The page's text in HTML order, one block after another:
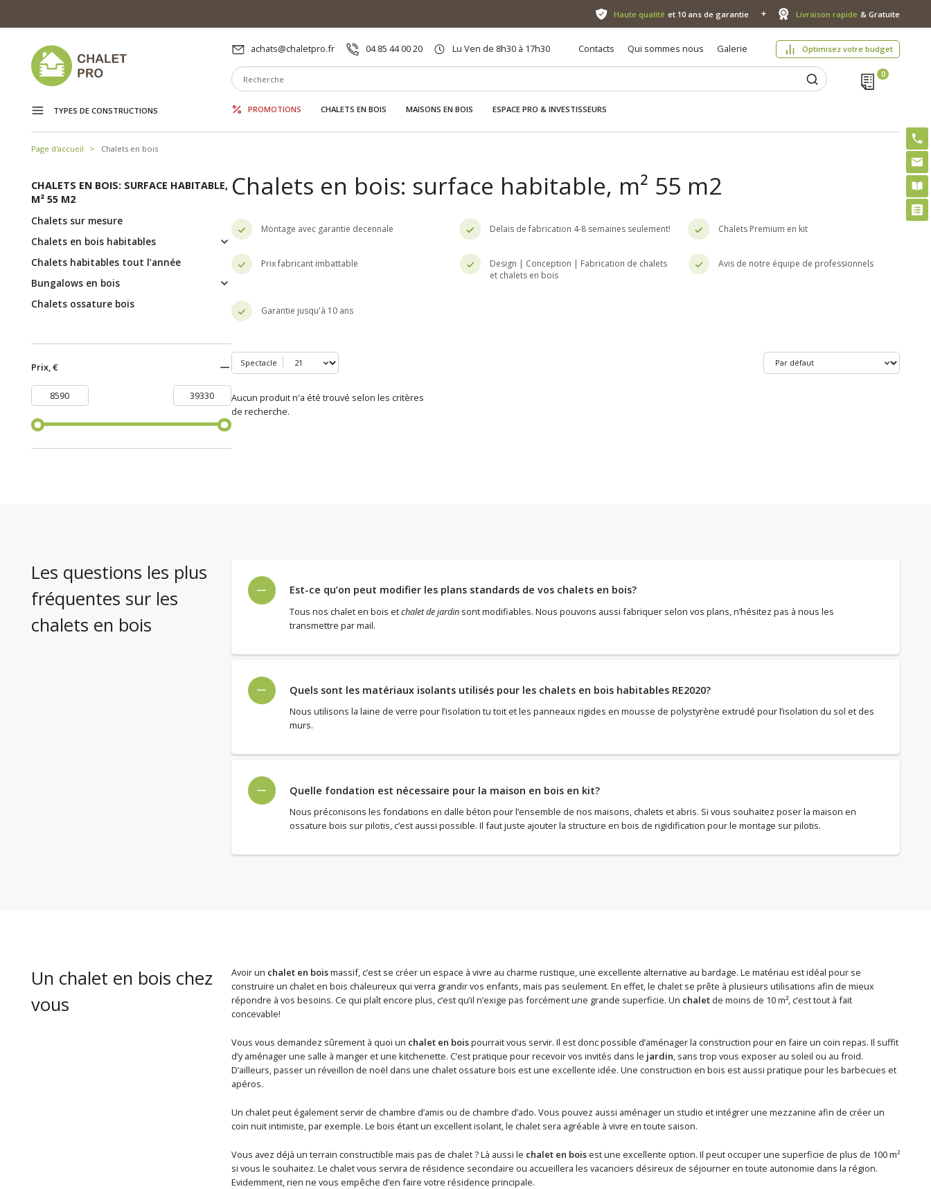
Haute qualité et 10 ans de garantie Livraison rapide & Gratuite
achats@chaletpro.fr 04 85 44 00 20 Lu Ven de 8h30 à 17h30 Contacts Qui sommes nous Galerie Optimisez votre budget
TYPES DE CONSTRUCTIONS PROMOTIONS CHALETS EN BOIS MAISONS EN BOIS ESPACE PRO & INVESTISSEURS
Page d'accueil Chalets en bois
CHALETS EN BOIS: SURFACE HABITABLE,
M² 55 M2
Chalets sur mesure
Chalets en bois habitables
Chalets habitables tout l’année
Bungalows en bois
Chalets ossature bois
Prix, €
Chalets en bois: surface habitable, m² 55 m2
Montage avec garantie decennale Delais de fabrication 4-8 semaines seulement! Chalets Premium en kit
Prix fabricant imbattable
Design | Conception | Fabrication de chalets
et chalets en bois
Avis de notre équipe de professionnels
Garantie jusqu'à 10 ans
Spectacle
Aucun produit n'a été trouvé selon les critères
de recherche.
Les questions les plus
fréquentes sur les
chalets en bois
Est-ce qu’on peut modifier les plans standards de vos chalets en bois?
Tous nos chalet en bois etchalet de jardinsont modifiables. Nous pouvons aussi fabriquer selon vos plans, n’hésitez pas à nous les
transmettre par mail.
Quels sont les matériaux isolants utilisés pour les chalets en bois habitables RE2020?
Nous utilisons la laine de verre pour l’isolation tu toit et les panneaux rigides en mousse de polystyrène extrudé pour l’isolation du sol et des
murs.
Quelle fondation est nécessaire pour la maison en bois en kit?
Nous préconisons les fondations en dalle béton pour l’ensemble de nos maisons, chalets et abris. Si vous souhaitez poser la maison en
ossature bois sur pilotis, c’est aussi possible. Il faut juste ajouter la structure en bois de rigidification pour le montage sur pilotis.
Un chalet en bois chez
vous
Avoir un chalet en boismassif, c’est se créer un espace à vivre au charme rustique, une excellente alternative au bardage. Le matériau est idéal pour se
construire un chalet en bois chaleureux qui verra grandir vos enfants, mais pas seulement. En effet, le chalet se prête à plusieurs utilisations afin de mieux
répondre à vos besoins. Ce qui plaît encore plus, c’est qu’il n’exige pas forcément une grande superficie. Un chaletde moins de 10 m², c’est tout à fait
concevable!
Vous vous demandez sûrement à quoi un chalet en boispourrait vous servir. Il est donc possible d’aménager la construction pour en faire un coin repas. Il suffit
d’y aménager une salle à manger et une kitchenette. C’est pratique pour recevoir vos invités dans le jardin, sans trop vous exposer au soleil ou au froid.
D’ailleurs, passer un réveillon de noël dans une chalet ossature bois est une excellente idée. Une construction en bois est aussi pratique pour les barbecues et
apéros.
Un chalet peut également servir de chambre d’amis ou de chambre d’ado. Vous pouvez aussi aménager un studio et intégrer une mezzanine afin de créer un
coin nuit intimiste, par exemple. Le bois étant un excellent isolant, le chalet sera agréable à vivre en toute saison.
Vous avez déjà un terrain constructible mais pas de chalet ? Là aussi le chalet en boisest une excellente option. Il peut occuper une superficie de plus de 100 m²
si vous le souhaitez. Le chalet vous servira de résidence secondaire ou accueillera les vacanciers désireux de séjourner en toute autonomie dans la région.
Evidemment, rien ne vous empêche d’en faire votre résidence principale.